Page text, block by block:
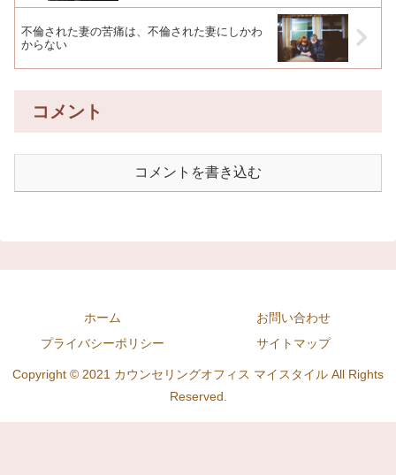
不倫された妻の苦痛は、不倫された妻にしかわ
からない
コメント
コメントを書き込む
ホーム
お問い合わせ
プライバシーポリシー
サイトマップ
Copyright © 2021 カウンセリングオフィス マイスタイル All Rights
Reserved.